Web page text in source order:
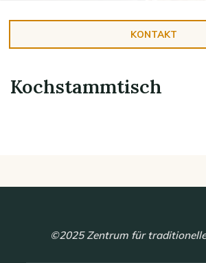
KONTAKT
Kochstammtisch
©2025 Zentrum für